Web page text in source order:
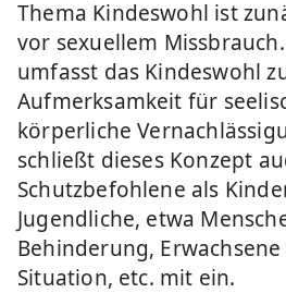
Thema Kindeswohl ist
vor sexuellem
umfasst das Kindeswohl
Aufmerksamkeit für
körperliche
schließt dieses Konzept
Schutzbefohlene als
Jugendliche, etwa
Behinderung,
Situation, etc. mit ein.